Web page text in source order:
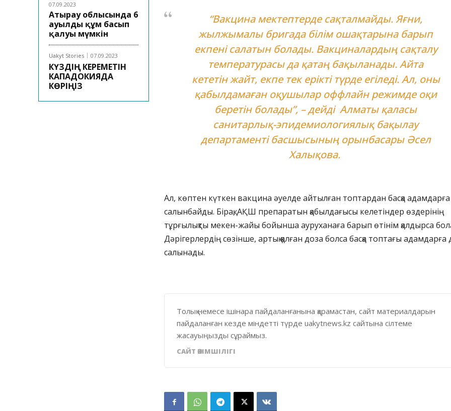
07.09.2023
Атырау облысында 6
ауылды құм басып
қалуы мүмкін
Uakyt Stories 07.09.2023
КҮЗДІҢ КЕРЕМЕТІН
КАПАДОКИЯДА
КӨРІҢІЗ
“Вакцина мектептерде сақталмайды. Яғни,
жылжымалы бригада білім ошақтарына барып
екпені салатын болады. Вакциналардың сақталу
температурасы да қатаң бақыланады. Айта
кететін жайт, екпе тек ерікті түрде егіледі. Ал, оны
қабылдамаған оқушылар оффлайн режимде оқи
беретін болады”, – дейді Алматы қаласы
санитарлық-эпидемиологиялық бақылау
департаменті басшысының орынбасары Әсел
Халықова.
Ал, көптен күткен вакцина әуелде айтылған топтардан басқа адамдарға
салынбайды. Бірақ, АҚШ препаратын қабылдағысы келетіндер өздерінің
тұрғылықты мекен-жайы бойынша ауруханаға барып өтінім қалдырса
Дәрігерлердің сөзінше, артық қалған доза болса басқа топтағы адамдарға
салынады.
Толық немесе ішінара пайдаланғанына қарамастан, сайт материалдарын
пайдаланған кезде міндетті түрде uakytnews.kz сайтына сілтеме
жасауыңызды сұраймыз.
САЙТ ӘКІМШІЛІГІ